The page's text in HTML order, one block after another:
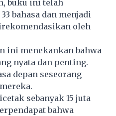
buku ini telah
bahasa dan menjadi
oleh
ini menekankan bahwa
nyata dan penting.
depan seseorang
sebanyak 15 juta
bahwa